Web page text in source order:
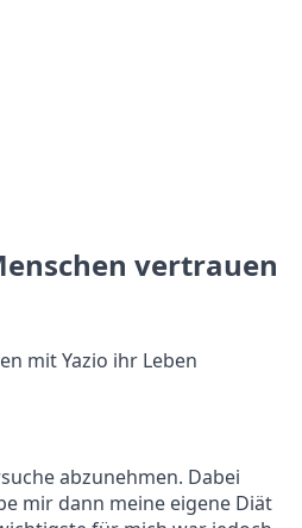
vertrauen
mit Yazio ihr Leben
abzunehmen. Dabei
mir dann meine eigene Diät